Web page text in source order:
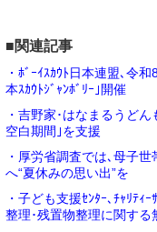
■関連記事
・ﾎﾞｰｲｽｶｳﾄ日本連盟､令
本ｽｶｳﾄｼﾞｬﾝﾎﾞﾘｰ｣開催
・吉野家･はなまるうど
空白期間｣を支援
・厚労省調査では､母子
へ“夏休みの思い出”を
・子ども支援ｾﾝﾀｰ､ﾁｬﾘﾃｨ
整理･残置物整理に関する